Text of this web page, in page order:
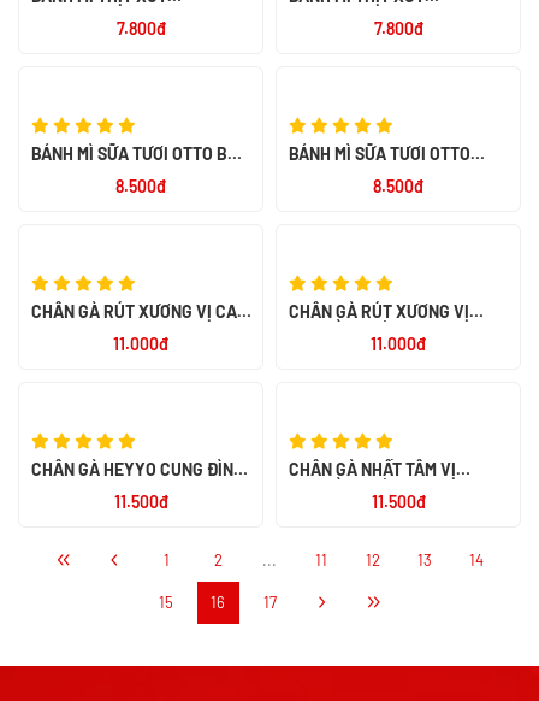
7.800đ 7.800đ
BÁNH MÌ SỮA TƯƠI OTTO BƠ
8.500đ
BÁNH MÌ SỮA TƯƠI OTTO
8.500đ
CHÂN GÀ RÚT XƯƠNG VỊ CAY
11.000đ
CHÂN GÀ RÚT XƯƠNG VỊ
11.000đ
CHÂN GÀ HEYYO CUNG ĐÌNH
11.500đ
CHÂN GÀ NHẤT TÂM VỊ
11.500đ
1 2 ... 11 12 13 14
15 16 17